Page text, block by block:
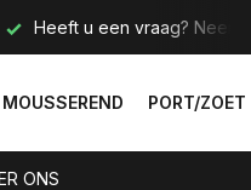
Heeft u een vraag? Neem
MOUSSEREND PORT/ZOET
ONS